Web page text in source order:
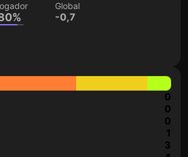
Global
-0,7
0
0
0
1
3